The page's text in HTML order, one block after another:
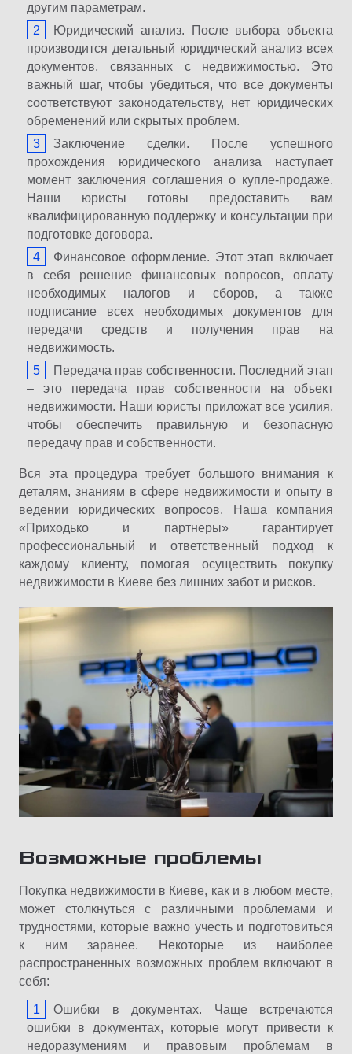
другим параметрам.
Юридический анализ. После выбора объекта
производится детальный юридический анализ всех
документов, связанных с недвижимостью. Это
важный шаг, чтобы убедиться, что все документы
соответствуют законодательству, нет юридических
обременений или скрытых проблем.
Заключение сделки. После успешного
прохождения юридического анализа наступает
момент заключения соглашения о купле-продаже.
Наши юристы готовы предоставить вам
квалифицированную поддержку и консультации при
подготовке договора.
Финансовое оформление. Этот этап включает
в себя решение финансовых вопросов, оплату
необходимых налогов и сборов, а также
подписание всех необходимых документов для
передачи средств и получения прав на
недвижимость.
Передача прав собственности. Последний этап
– это передача прав собственности на объект
недвижимости. Наши юристы приложат все усилия,
чтобы обеспечить правильную и безопасную
передачу прав и собственности.
Вся эта процедура требует большого внимания к
деталям, знаниям в сфере недвижимости и опыту в
ведении юридических вопросов. Наша компания
«Приходько и партнеры» гарантирует
профессиональный и ответственный подход к
каждому клиенту, помогая осуществить покупку
недвижимости в Киеве без лишних забот и рисков.
Возможные проблемы
Покупка недвижимости в Киеве, как и в любом месте,
может столкнуться с различными проблемами и
трудностями, которые важно учесть и подготовиться
к ним заранее. Некоторые из наиболее
распространенных возможных проблем включают в
себя:
Ошибки в документах. Чаще встречаются
ошибки в документах, которые могут привести к
недоразумениям и правовым проблемам в